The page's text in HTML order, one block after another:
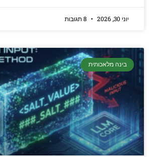
יוני 30, 2026
בינה מלאכותית